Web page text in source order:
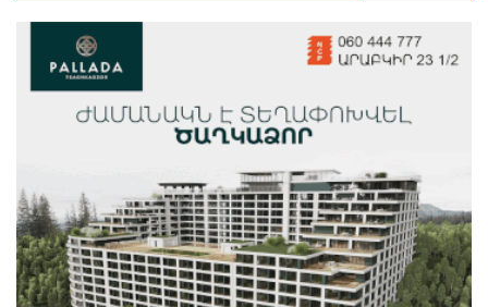
ЕАЭС со временем будет расширяться. Когда-нибудь
это поймёт и рядовой армянин, но будет уже поздно
9 дней назад
Если Израиль использует тему Геноцида армян
9 дней назад
ВТБ (Армения): вклад «Стабильный» — до 10%
годовых и оформление в мобильном приложении
10 дней назад